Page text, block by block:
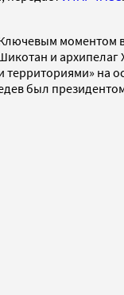
моментом
и
на
был